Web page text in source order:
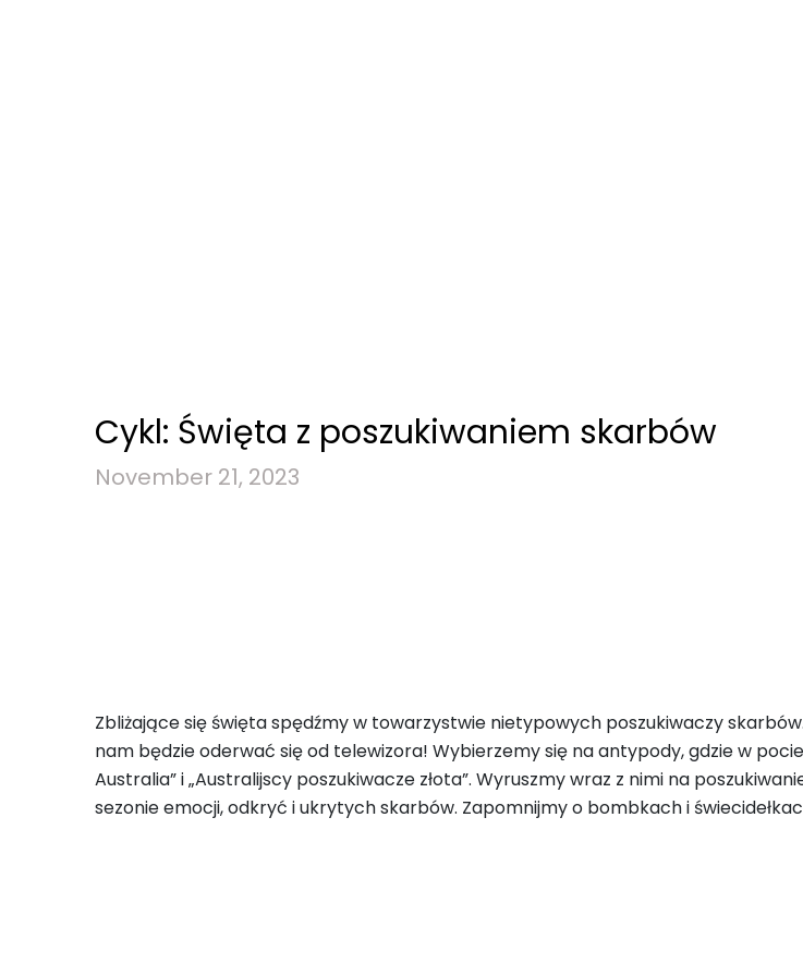
Cykl: Święta z poszukiwaniem skarbów
November 21, 2023
Zbliżające się święta spędźmy w towarzystwie nietypowych poszukiwaczy
nam będzie oderwać się od telewizora! Wybierzemy się na antypody, gdzie w
Australia” i „Australijscy poszukiwacze złota”. Wyruszmy wraz z nimi na
sezonie emocji, odkryć i ukrytych skarbów. Zapomnijmy o bombkach i